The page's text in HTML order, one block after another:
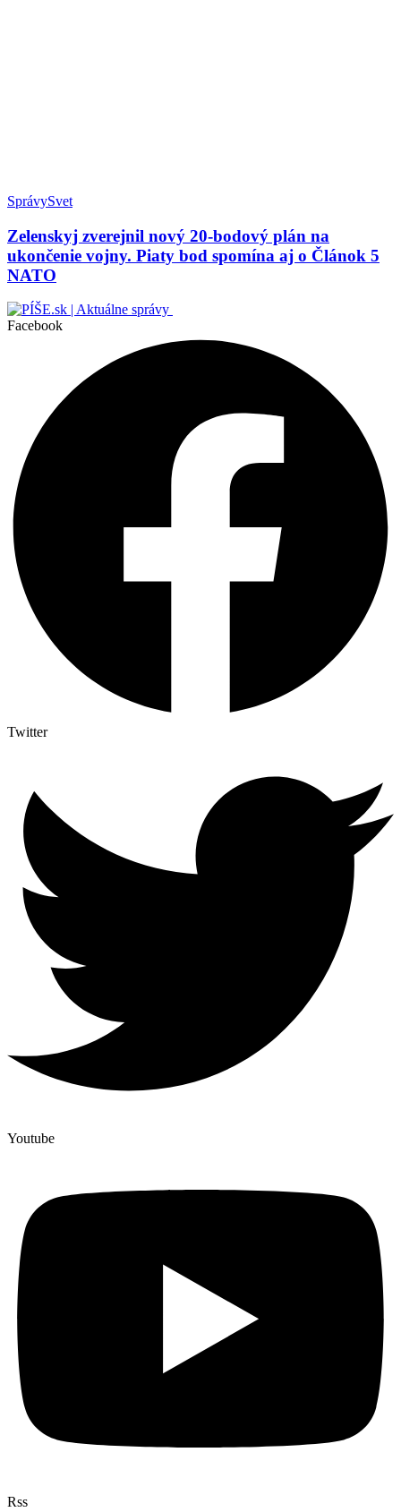
SprávySvet
Zelenskyj zverejnil nový 20-bodový plán na
ukončenie vojny. Piaty bod spomína aj o Článok 5
NATO
Facebook
Twitter
Youtube
Rss